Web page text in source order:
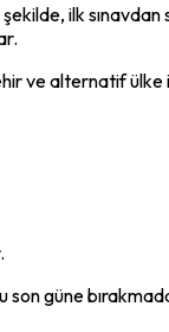
ilk sınavdan
ve alternatif ülke
güne